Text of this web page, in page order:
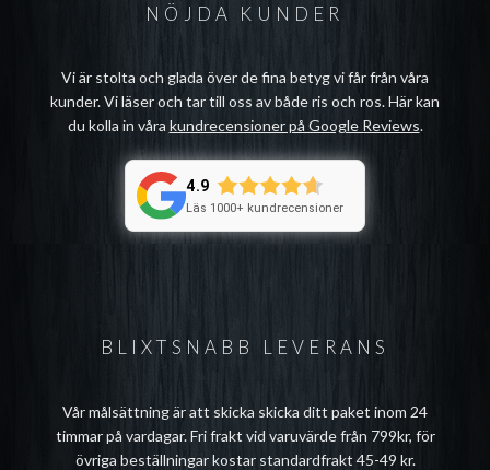
BLIXTSNABB LEVERANS
Vår målsättning är att skicka skicka ditt paket inom 24
timmar på vardagar. Fri frakt vid varuvärde från 799kr, för
övriga beställningar kostar standardfrakt 45-49 kr.
NÖJDA KUNDER
Vi är stolta och glada över de fina betyg vi får från våra
kunder. Vi läser och tar till oss av både ris och ros. Här kan
du kolla in våra kundrecensioner på Google Reviews.
4.9
Läs 1000+ kundrecensioner